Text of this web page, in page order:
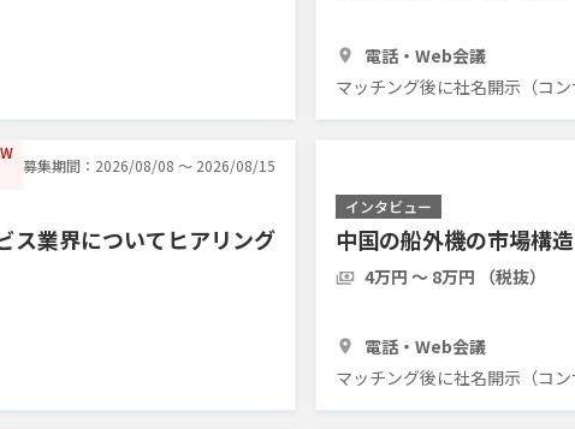
電話・Web会議
マッチング後に社名開示（コン
募集期間：2026/08/08 〜 2026/08/15
ス業界についてヒアリング
インタビュー
中国の船外機の市場構
4万円 〜 8万円 （税抜）
電話・Web会議
マッチング後に社名開示（コン